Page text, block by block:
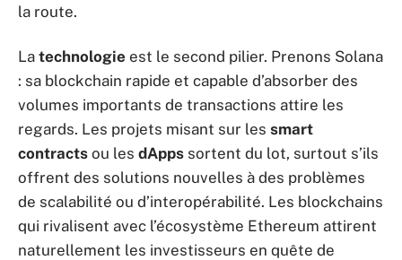
la route.
La technologie est le second pilier. Prenons Solana
: sa blockchain rapide et capable d’absorber des
volumes importants de transactions attire les
regards. Les projets misant sur les smart
contracts ou les dApps sortent du lot, surtout s’ils
offrent des solutions nouvelles à des problèmes
de scalabilité ou d’interopérabilité. Les blockchains
qui rivalisent avec l’écosystème Ethereum attirent
naturellement les investisseurs en quête de